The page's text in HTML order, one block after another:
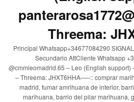
Threema:
Principal Whatsapp+34677084290
Secundario AttCliente Whatsapp
@cmmleomadrid.65 – Leo (English
– Threema: JHXT6HHA—–:: comprar
madrid, fumar amrihuana de interior,
marihuana, barrio del pilar marihuana,